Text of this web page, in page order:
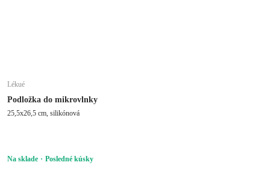
Lékué
Podložka do mikrovlnky
25,5x26,5 cm, silikónová
Na sklade Posledné kúsky